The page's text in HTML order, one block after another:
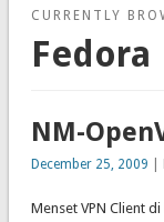
CURRENTLY
Fedora
NM-
December 25, 2009 |
Menset VPN Client